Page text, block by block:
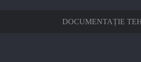
DOCUMENTAȚIE